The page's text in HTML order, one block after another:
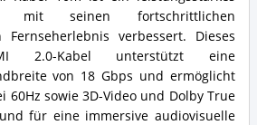
mit seinen fortschrittlichen
Fernseherlebnis verbessert. Dieses
2.0-Kabel unterstützt eine
von 18 Gbps und ermöglicht
60Hz sowie 3D-Video und Dolby True
für eine immersive audiovisuelle